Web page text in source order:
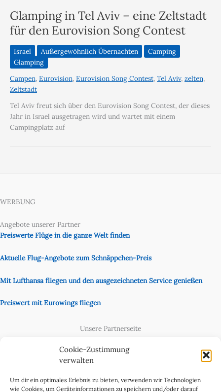
Cookie-Zustimmung
verwalten
Um dir ein optimales Erlebnis zu bieten, verwenden wir Technologien
wie Cookies, um Geräteinformationen zu speichern und/oder darauf
Glamping in Tel Aviv – eine Zeltstadt
für den Eurovision Song Contest
Israel Außergewöhnlich Übernachten
Camping
Glamping
Campen, Eurovision, Eurovision Song Contest, Tel Aviv, zelten,
Zeltstadt
Tel Aviv freut sich über den Eurovision Song Contest, der dieses
Jahr in Israel ausgetragen wird und wartet mit einem
Campingplatz auf
WERBUNG
Angebote unserer Partner
Preiswerte Flüge in die ganze Welt finden
Aktuelle Flug-Angebote zum Schnäppchen-Preis
Mit Lufthansa fliegen und den ausgezeichneten Service genießen
Preiswert mit Eurowings fliegen
Unsere Partnerseite